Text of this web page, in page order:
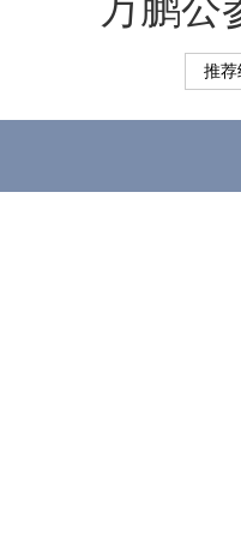
万鹏公
推荐